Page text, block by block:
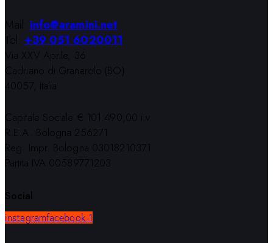
Mail: info@aramini.net
Tel: +39 051 6020011
Via XXV Aprile, 36
Cadriano di Granarolo (BO)
40057, Italia
Capitale Sociale € 101.490,00 i.v.
R.E.A. Bologna 256271
Reg. Impr. Bologna 03018210371
Partita IVA 00589771203
Social
instagramfacebook-1